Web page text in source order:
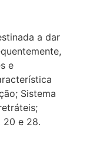
a dar
e
Sistema
20 e 28.